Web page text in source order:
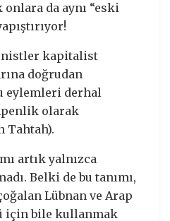
da aynı “eski
kapitalist
doğrudan
eylemleri derhal
olarak
Tahtah).
artık yalnızca
Belki de bu tanımı,
Lübnan ve Arap
için bile kullanmak